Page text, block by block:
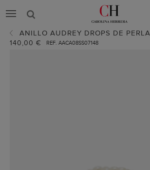
ANILLO AUDREY DROPS DE PERLA
140,00 € REF. AACA08SS07148